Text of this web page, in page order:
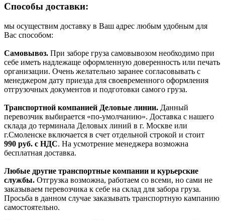
Способы доставки:
мы осуществим доставку в Ваш адрес любым удобным для
Вас способом:
Самовывоз. При заборе груза самовывозом необходимо при
себе иметь надлежаще оформленную доверенность или печать
организации. Очень желательно заранее согласовывать с
менеджером дату приезда для своевременного оформления
отгрузочных документов и подготовки самого груза.
Транспортной компанией Деловые линии. Данный
перевозчик выбирается «по-умолчанию». Доставка с нашего
склада до терминала Деловых линий в г. Москве или
г.Смоленске включается в счет отдельной строкой и стоит
990 руб. с НДС. На усмотрение менеджера возможна
бесплатная доставка.
Любые другие транспортные компании и курьерские
службы. Отгрузка возможна, работаем со всеми, но сами не
заказываем перевозчика к себе на склад для забора груза.
Просьба в данном случае заказывать транспортную кампанию
самостоятельно.